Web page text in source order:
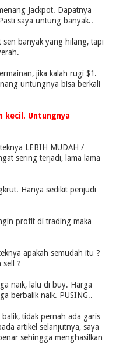
Jackpot. Dapatnya
saya untung banyak..
sen banyak yang hilang, tapi
jika kalah rugi $1.
untungnya bisa berkali
kecil. Untungnya
LEBIH MUDAH /
sering terjadi, lama lama
Hanya sedikit penjudi
profit di trading maka
apakah semudah itu ?
sell ?
naik, lalu di buy. Harga
berbalik naik. PUSING..
tidak pernah ada garis
artikel selanjutnya, saya
sehingga menghasilkan